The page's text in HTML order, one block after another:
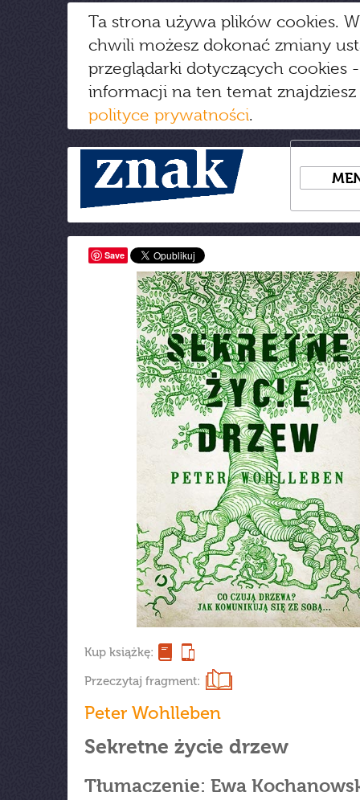
Ta strona używa plików cookies.
chwili możesz dokonać zmiany
przeglądarki dotyczących cookies
informacji na ten temat
polityce prywatności.
Save
Kup książkę:
Przeczytaj fragment:
Peter Wohlleben
Sekretne życie drzew
Tłumaczenie: Ewa